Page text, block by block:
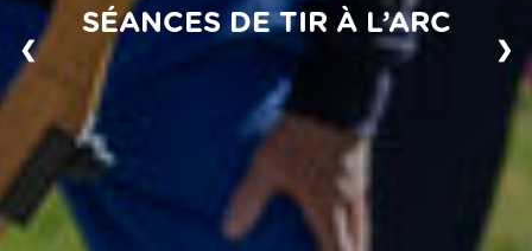
SÉANCES DE TIR À L’ARC
❮ ❯